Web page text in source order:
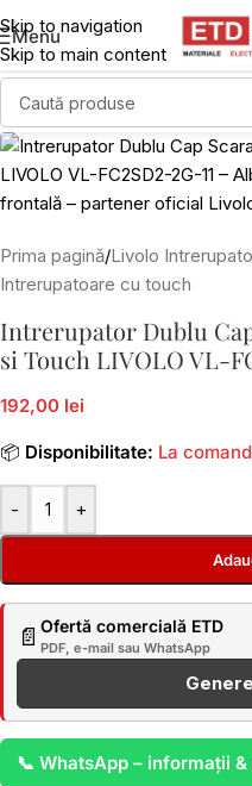
Skip to navigation
Skip to main content
Menu
Prima pagină/Livolo
Intrerupatoare cu touch
Intrerupator Dublu
si Touch LIVOLO VL-
192,00 lei
📦 Disponibilitate: La
- +
📄 Ofertă comercială ETD
PDF, e-mail sau WhatsApp
📞 WhatsApp – informații